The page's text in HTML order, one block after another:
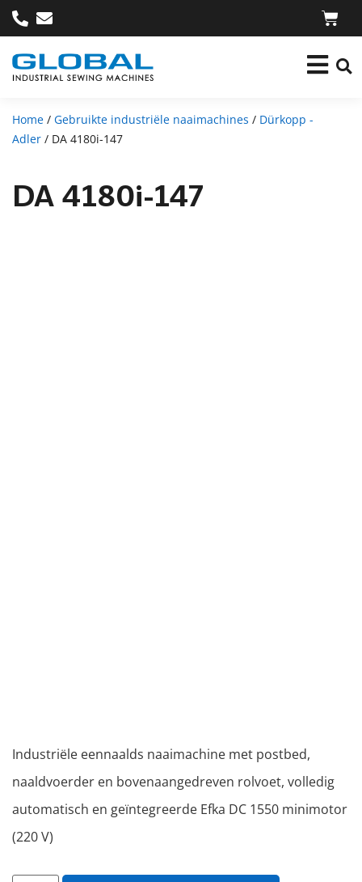
Home / Gebruikte industriële naaimachines / Dürkopp -
Adler / DA 4180i-147
DA 4180i-147
Industriële eennaalds naaimachine met postbed,
naaldvoerder en bovenaangedreven rolvoet, volledig
automatisch en geïntegreerde Efka DC 1550 minimotor
(220 V)